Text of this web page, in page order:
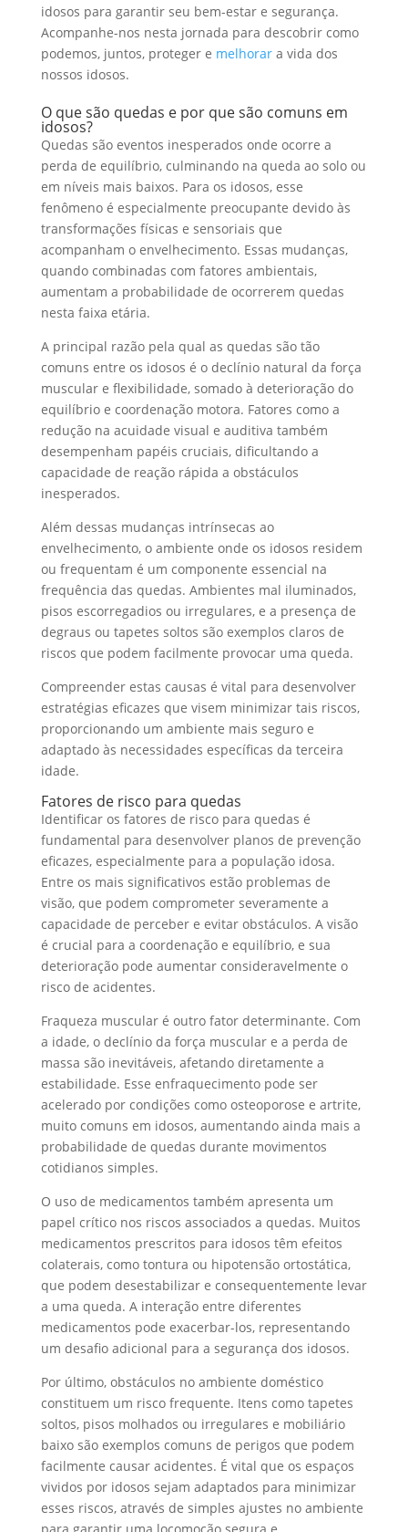
idosos para garantir seu bem-estar e segurança.
Acompanhe-nos nesta jornada para descobrir como
podemos, juntos, proteger e melhorara vida dos
nossos idosos.
O que são quedas e por que são comuns em
idosos?
Quedas são eventos inesperados onde ocorre a
perda de equilíbrio, culminando na queda ao solo ou
em níveis mais baixos. Para os idosos, esse
fenômeno é especialmente preocupante devido às
transformações físicas e sensoriais que
acompanham o envelhecimento. Essas mudanças,
quando combinadas com fatores ambientais,
aumentam a probabilidade de ocorrerem quedas
nesta faixa etária.
A principal razão pela qual as quedas são tão
comuns entre os idosos é o declínio natural da força
muscular e flexibilidade, somado à deterioração do
equilíbrio e coordenação motora. Fatores como a
redução na acuidade visual e auditiva também
desempenham papéis cruciais, dificultando a
capacidade de reação rápida a obstáculos
inesperados.
Além dessas mudanças intrínsecas ao
envelhecimento, o ambiente onde os idosos residem
ou frequentam é um componente essencial na
frequência das quedas. Ambientes mal iluminados,
pisos escorregadios ou irregulares, e a presença de
degraus ou tapetes soltos são exemplos claros de
riscos que podem facilmente provocar uma queda.
Compreender estas causas é vital para desenvolver
estratégias eficazes que visem minimizar tais riscos,
proporcionando um ambiente mais seguro e
adaptado às necessidades específicas da terceira
idade.
Fatores de risco para quedas
Identificar os fatores de risco para quedas é
fundamental para desenvolver planos de prevenção
eficazes, especialmente para a população idosa.
Entre os mais significativos estão problemas de
visão, que podem comprometer severamente a
capacidade de perceber e evitar obstáculos. A visão
é crucial para a coordenação e equilíbrio, e sua
deterioração pode aumentar consideravelmente o
risco de acidentes.
Fraqueza muscular é outro fator determinante. Com
a idade, o declínio da força muscular e a perda de
massa são inevitáveis, afetando diretamente a
estabilidade. Esse enfraquecimento pode ser
acelerado por condições como osteoporose e artrite,
muito comuns em idosos, aumentando ainda mais a
probabilidade de quedas durante movimentos
cotidianos simples.
O uso de medicamentos também apresenta um
papel crítico nos riscos associados a quedas. Muitos
medicamentos prescritos para idosos têm efeitos
colaterais, como tontura ou hipotensão ortostática,
que podem desestabilizar e consequentemente levar
a uma queda. A interação entre diferentes
medicamentos pode exacerbar-los, representando
um desafio adicional para a segurança dos idosos.
Por último, obstáculos no ambiente doméstico
constituem um risco frequente. Itens como tapetes
soltos, pisos molhados ou irregulares e mobiliário
baixo são exemplos comuns de perigos que podem
facilmente causar acidentes. É vital que os espaços
vividos por idosos sejam adaptados para minimizar
esses riscos, através de simples ajustes no ambiente